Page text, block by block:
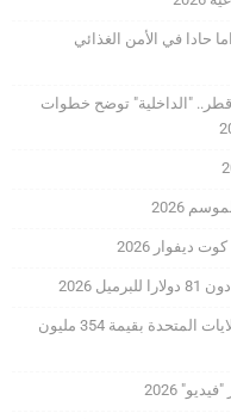
انعداما حادا في الأمن الغذائي
قطر.. "الداخلية" توضح خطوات
2026
2026
توقيع اتفاقية للتعاون الثنائي بين الأردن والولايات المتحدة بقيمة 354 مليون
2026